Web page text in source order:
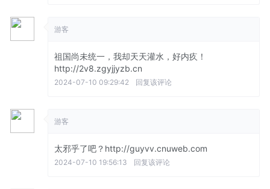
游客
祖国尚未统一，我却天天灌水，好内疚！
http://2v8.zgyjjyzb.cn
2024-07-10 09:29:42 回复该评论
游客
太邪乎了吧？http://guyvv.cnuweb.com
2024-07-10 19:56:13 回复该评论